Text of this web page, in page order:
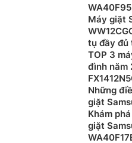
Máy giặt
tụ đầy đủ
TOP 3
đình năm
Những
giặt
Khám
giặt